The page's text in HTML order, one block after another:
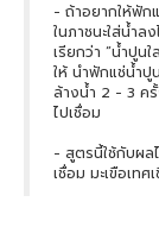
- ถ้าอยากให้ฟัก
ในภาชนะใส่น้ำ
เรียกว่า “น้ำปูนใ
ให้ นำฟักแช่น้ำปู
ล้างน้ำ 2 - 3 ค
ไปเชื่อม
- สูตรนี้ใช้กับผล
เชื่อม มะเขือเทศ